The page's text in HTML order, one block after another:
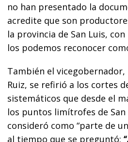
no han presentado la
acredite que son
la provincia de San Luis,
los podemos reconocer
También el vicegobernador,
Ruiz, se refirió a los cortes
sistemáticos que desde el
los puntos limítrofes de San
consideró como “parte de
al tiempo que se preguntó: